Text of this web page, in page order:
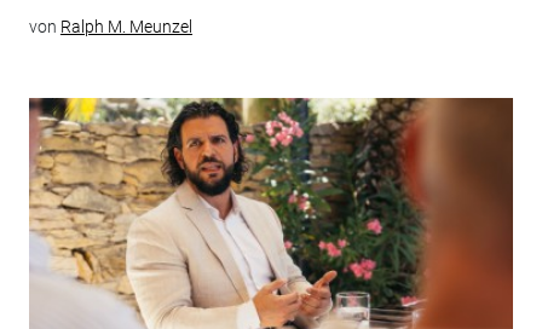
von Ralph M. Meunzel